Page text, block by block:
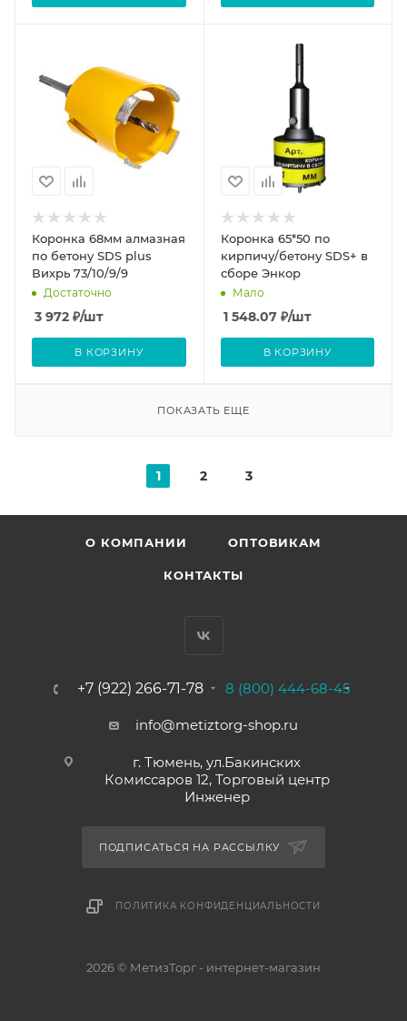
Коронка 68мм алмазная
по бетону SDS plus
Вихрь 73/10/9/9
Достаточно
3 972 ₽/шт
В КОРЗИНУ
Коронка 65*50 по
кирпичу/бетону SDS+ в
сборе Энкор
Мало
1 548.07₽/шт
В КОРЗИНУ
ПОКАЗАТЬ ЕЩЕ
1 2 3
О КОМПАНИИ ОПТОВИКАМ
КОНТАКТЫ
+7 (922) 266-71-78 8 (800) 444-68-45
info@metiztorg-shop.ru
г. Тюмень, ул.Бакинских
Комиссаров 12, Торговый центр
Инженер
ПОДПИСАТЬСЯ НА РАССЫЛКУ
ПОЛИТИКА КОНФИДЕНЦИАЛЬНОСТИ
2026 © МетизТорг - интернет-магазин